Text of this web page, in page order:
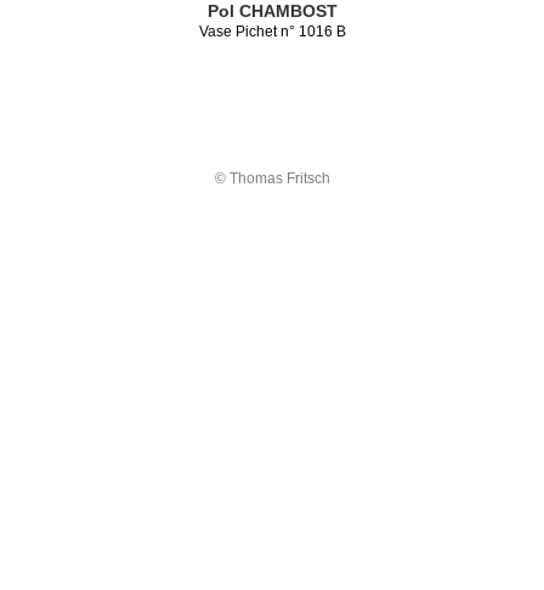
Pol CHAMBOST
Vase Pichet n° 1016 B
© Thomas Fritsch